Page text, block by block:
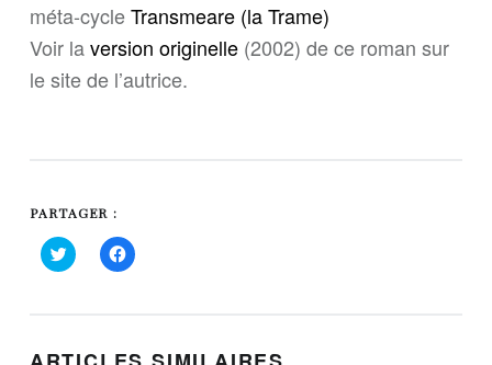
méta-cycleTransmeare (la Trame)
Voir laversion originelle(2002) de ce roman sur
le site de l’autrice.
PARTAGER :
C
l
o
C
l
o